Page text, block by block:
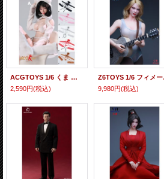
ACGTOYS 1/6 くま フーディ コスプレ ビキニ セット 6種 ACG-56 *予約
2,590円(税込)
Z6TOYS
9,980円(税込)